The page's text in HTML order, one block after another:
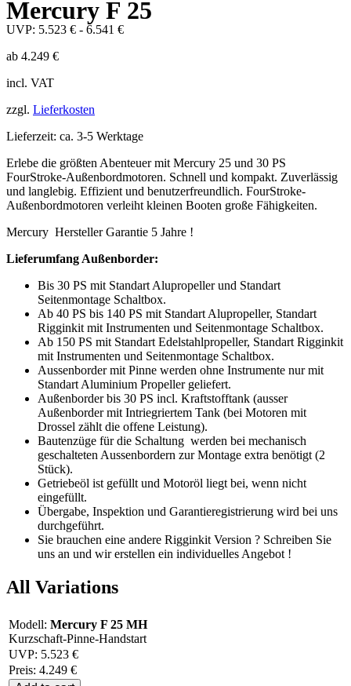
Mercury F 25
UVP: 5.523 € - 6.541 €
ab 4.249 €
incl. VAT
zzgl. Lieferkosten
Lieferzeit: ca. 3-5 Werktage
Erlebe die größten Abenteuer mit Mercury 25 und 30 PS
FourStroke-Außenbordmotoren. Schnell und kompakt. Zuverlässig
und langlebig. Effizient und benutzerfreundlich. FourStroke-
Außenbordmotoren verleiht kleinen Booten große Fähigkeiten.
Mercury Hersteller Garantie 5 Jahre !
Lieferumfang Außenborder:
Bis 30 PS mit Standart Alupropeller und Standart
Seitenmontage Schaltbox.
Ab 40 PS bis 140 PS mit Standart Alupropeller, Standart
Rigginkit mit Instrumenten und Seitenmontage Schaltbox.
Ab 150 PS mit Standart Edelstahlpropeller, Standart Rigginkit
mit Instrumenten und Seitenmontage Schaltbox.
Aussenborder mit Pinne werden ohne Instrumente nur mit
Standart Aluminium Propeller geliefert.
Außenborder bis 30 PS incl. Kraftstofftank (ausser
Außenborder mit Intriegriertem Tank (bei Motoren mit
Drossel zählt die offene Leistung).
Bautenzüge für die Schaltung werden bei mechanisch
geschalteten Aussenbordern zur Montage extra benötigt (2
Stück).
Getriebeöl ist gefüllt und Motoröl liegt bei, wenn nicht
eingefüllt.
Übergabe, Inspektion und Garantieregistrierung wird bei uns
durchgeführt.
Sie brauchen eine andere Rigginkit Version ? Schreiben Sie
uns an und wir erstellen ein individuelles Angebot !
All Variations
Modell: Mercury F 25 MH
Kurzschaft-Pinne-Handstart
UVP: 5.523 €
Preis: 4.249 €